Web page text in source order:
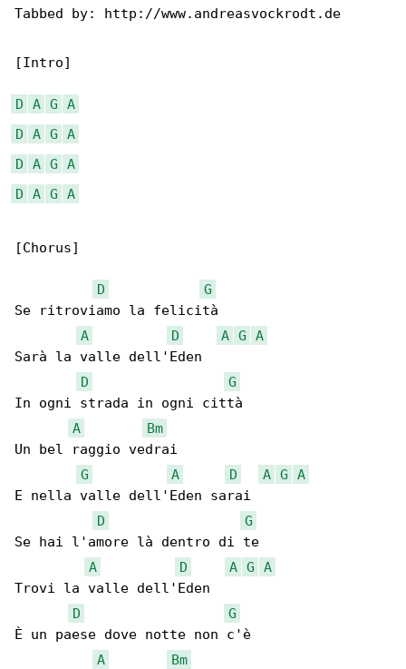
Tabbed by: http://www.andreasvockrodt.de
[Intro]
D A G
A
D
A G
A
D
A G
A
D
A G A
[Chorus]
D
G
Se ritroviamo la felicità
A
D A G
A
Sarà la valle dell'Eden
D
G
In ogni strada in ogni città
A
Bm
Un bel raggio vedrai
G
A D A G
A
E nella valle dell'Eden sarai
D
G
Se hai l'amore là dentro di te
A
D A G
A
Trovi la valle dell'Eden
D
G
È un paese dove notte non c'è
A
Bm